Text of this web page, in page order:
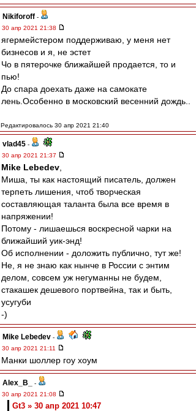
Nikiforoff -
30 апр 2021 21:38
ягермейстером поддерживаю, у меня нет
бизнесов и я, не эстет
Чо в пятерочке ближайшей продается, то и
пью!
До спара доехать даже на самокате
лень.Особенно в московский весенний дождь..
Редактировалось 30 апр 2021 21:40
vlad45 -
30 апр 2021 21:37
Mike Lebedev
Миша, ты как настоящий писатель, должен
терпеть лишения, чтоб творческая
составляющая таланта была все время в
напряжении!
Потому - лишаешься воскресной чарки на
ближайший уик-энд!
Об исполнении - доложить публично, тут же!
Не, я не знаю как нынче в России с энтим
делом, совсем уж негуманны не будем,
стакашек дешевого портвейна, так и быть,
усугуби
-)
Mike Lebedev -
30 апр 2021 21:11
Манки шоллер гоу хоум
Alex_B_
-
30 апр 2021 21:08
Gt3 » 30 апр 2021 10:47